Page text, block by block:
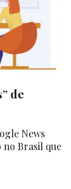
de
News
Brasil que